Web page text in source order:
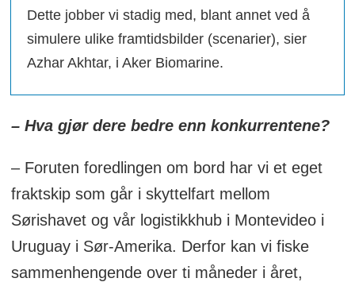
Dette jobber vi stadig med, blant annet ved å
simulere ulike framtidsbilder (scenarier), sier
Azhar Akhtar, i Aker Biomarine.
– Hva gjør dere bedre enn konkurrentene?
– Foruten foredlingen om bord har vi et eget
fraktskip som går i skyttelfart mellom
Sørishavet og vår logistikkhub i Montevideo i
Uruguay i Sør-Amerika. Derfor kan vi fiske
sammenhengende over ti måneder i året,